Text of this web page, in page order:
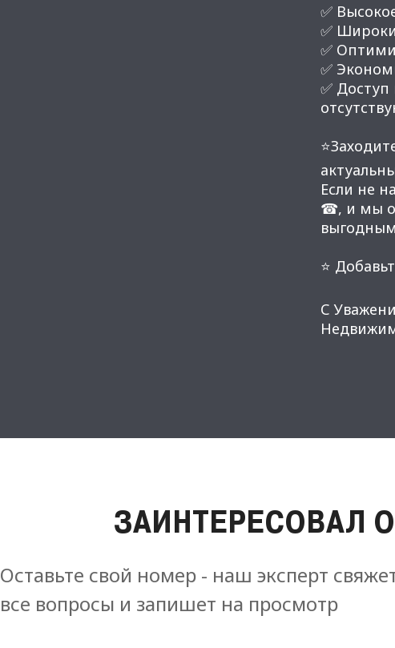
✅
✅
✅
✅
✅
Если не
☎, и мы
⭐
С
ЗАИНТЕРЕСОВАЛ
Оставьте свой номер - наш эксперт
все вопросы и запишет на просмотр